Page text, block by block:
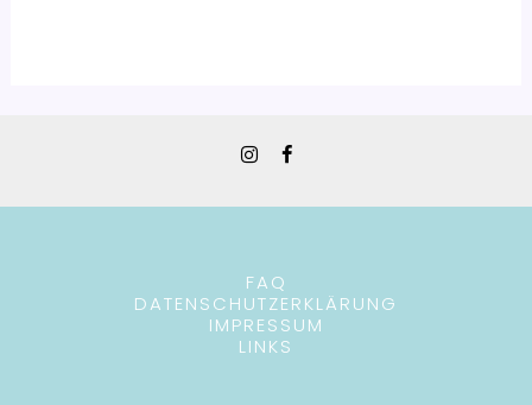
FAQ
DATENSCHUTZERKLÄRUNG
IMPRESSUM
LINKS